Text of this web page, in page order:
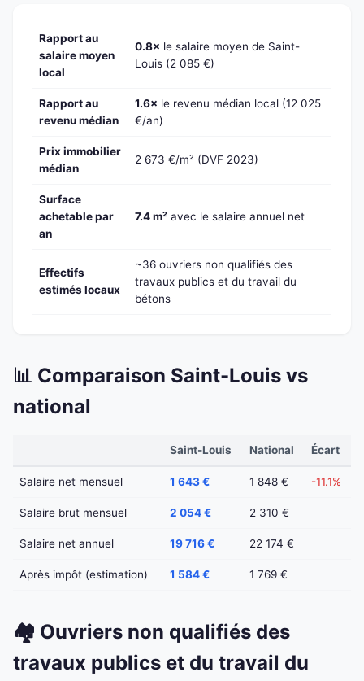
Rapport au
salaire moyen
local
0.8× le salaire moyen de Saint-
Louis (2 085 €)
Rapport au
revenu médian
1.6× le revenu médian local (12 025
€/an)
Prix immobilier
médian
2 673 €/m² (DVF 2023)
Surface
achetable par
an
7.4 m² avec le salaire annuel net
Effectifs
estimés locaux
~36 ouvriers non qualifiés des
travaux publics et du travail du
bétons
📊 Comparaison Saint-Louis vs
national
Saint-Louis National Écart
Salaire net mensuel 1 643 € 1 848 € -11.1%
Salaire brut mensuel 2 054 € 2 310 €
Salaire net annuel 19 716 € 22 174 €
Après impôt (estimation) 1 584 € 1 769 €
🏘️ Ouvriers non qualifiés des
travaux publics et du travail du